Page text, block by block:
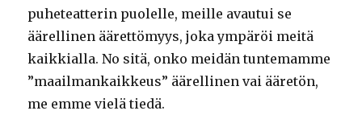
puheteatterin puolelle, meille avautui se
äärellinen äärettömyys, joka ympäröi meitä
kaikkialla. No sitä, onko meidän tuntemamme
”maailmankaikkeus” äärellinen vai ääretön,
me emme vielä tiedä.